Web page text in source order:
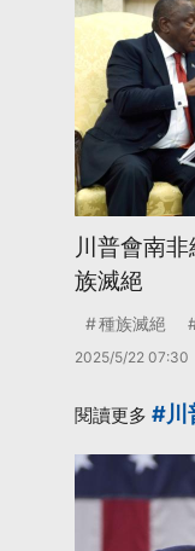
川普會南
族滅絕
種族滅絕
2025/5/22 07:30
閱讀更多 #川